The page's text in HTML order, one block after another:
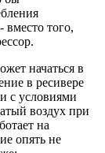
вместо того,
начаться в
в ресивере
с условиями
воздух при
на
опять не